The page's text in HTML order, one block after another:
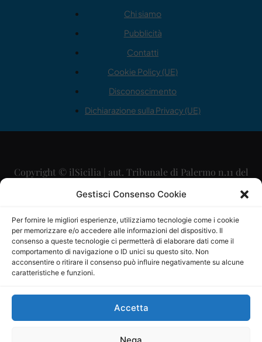
Gestisci Consenso Cookie
Per fornire le migliori esperienze, utilizziamo tecnologie come i cookie
per memorizzare e/o accedere alle informazioni del dispositivo. Il
consenso a queste tecnologie ci permetterà di elaborare dati come il
comportamento di navigazione o ID unici su questo sito. Non
acconsentire o ritirare il consenso può influire negativamente su alcune
caratteristiche e funzioni.
Accetta
Chi siamo
Pubblicità
Contatti
Cookie Policy (UE)
Disconoscimento
Dichiarazione sulla Privacy (UE)
Copyright © ilSicilia | aut. Tribunale di Palermo n.11 del
29/09/2015
Direttore Editoriale: Maurizio Scaglione
Direttore Responsabile: Maria Calabrese
P.IVA: 06334930820
Mercurio Comunicazione Società Cooperativa a r.l. è
iscritta al Registro degli Operatori di Comunicazione al